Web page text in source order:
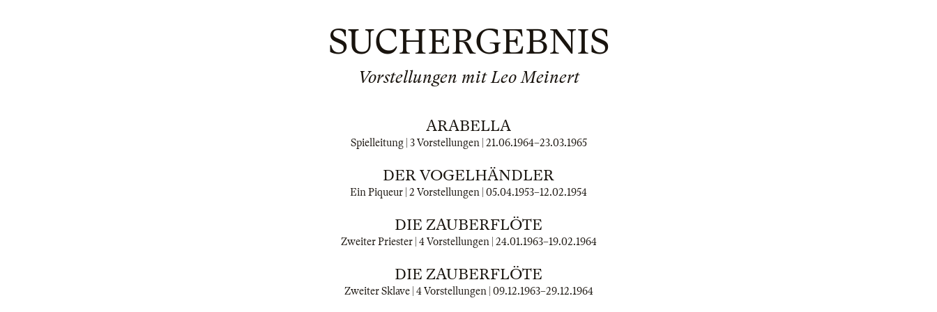
SUCHERGEBNIS
Vorstellungen mit Leo Meinert
ARABELLA
Spielleitung | 3 Vorstellungen | 21.06.1964–23.03.1965
DER VOGELHÄNDLER
Ein Piqueur | 2 Vorstellungen | 05.04.1953–12.02.1954
DIE ZAUBERFLÖTE
Zweiter Priester | 4 Vorstellungen | 24.01.1963–19.02.1964
DIE ZAUBERFLÖTE
Zweiter Sklave | 4 Vorstellungen | 09.12.1963–29.12.1964